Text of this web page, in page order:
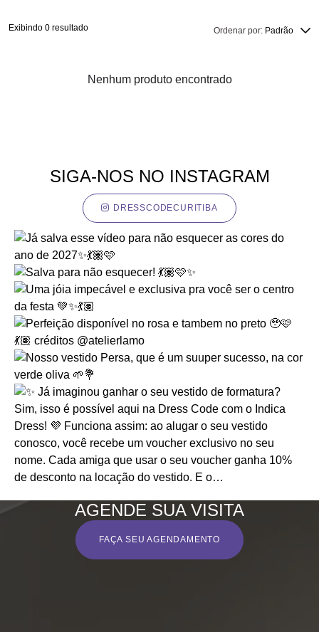
Ordenar por: Padrão
Exibindo 0 resultado
SIGA-NOS NO INSTAGRAM
DRESSCODECURITIBA
AGENDE SUA VISITA
FAÇA SEU AGENDAMENTO